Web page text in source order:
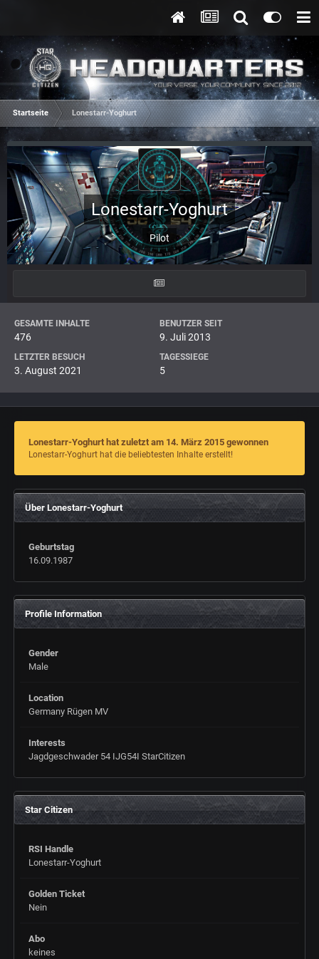
Startseite Lonestarr-Yoghurt
Lonestarr-Yoghurt
Pilot
GESAMTE INHALTE
476
BENUTZER SEIT
9. Juli 2013
LETZTER BESUCH
3. August 2021
TAGESSIEGE
5
Lonestarr-Yoghurt hat zuletzt am 14. März 2015 gewonnen
Lonestarr-Yoghurt hat die beliebtesten Inhalte erstellt!
Über Lonestarr-Yoghurt
Geburtstag
16.09.1987
Profile Information
Gender
Male
Location
Germany Rügen MV
Interests
Jagdgeschwader 54 IJG54I StarCitizen
Star Citizen
RSI Handle
Lonestarr-Yoghurt
Golden Ticket
Nein
Abo
keines